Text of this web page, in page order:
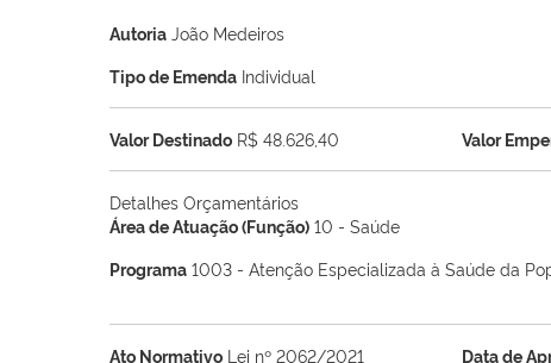
Autoria João Medeiros
Tipo de Emenda Individual
Valor Destinado R$ 48.626,40 Valor
Detalhes Orçamentários
Área de Atuação (Função) 10 - Saúde
Programa 1003 - Atenção Especializada à Saúde da
Ato Normativo Lei nº 2062/2021 Data de